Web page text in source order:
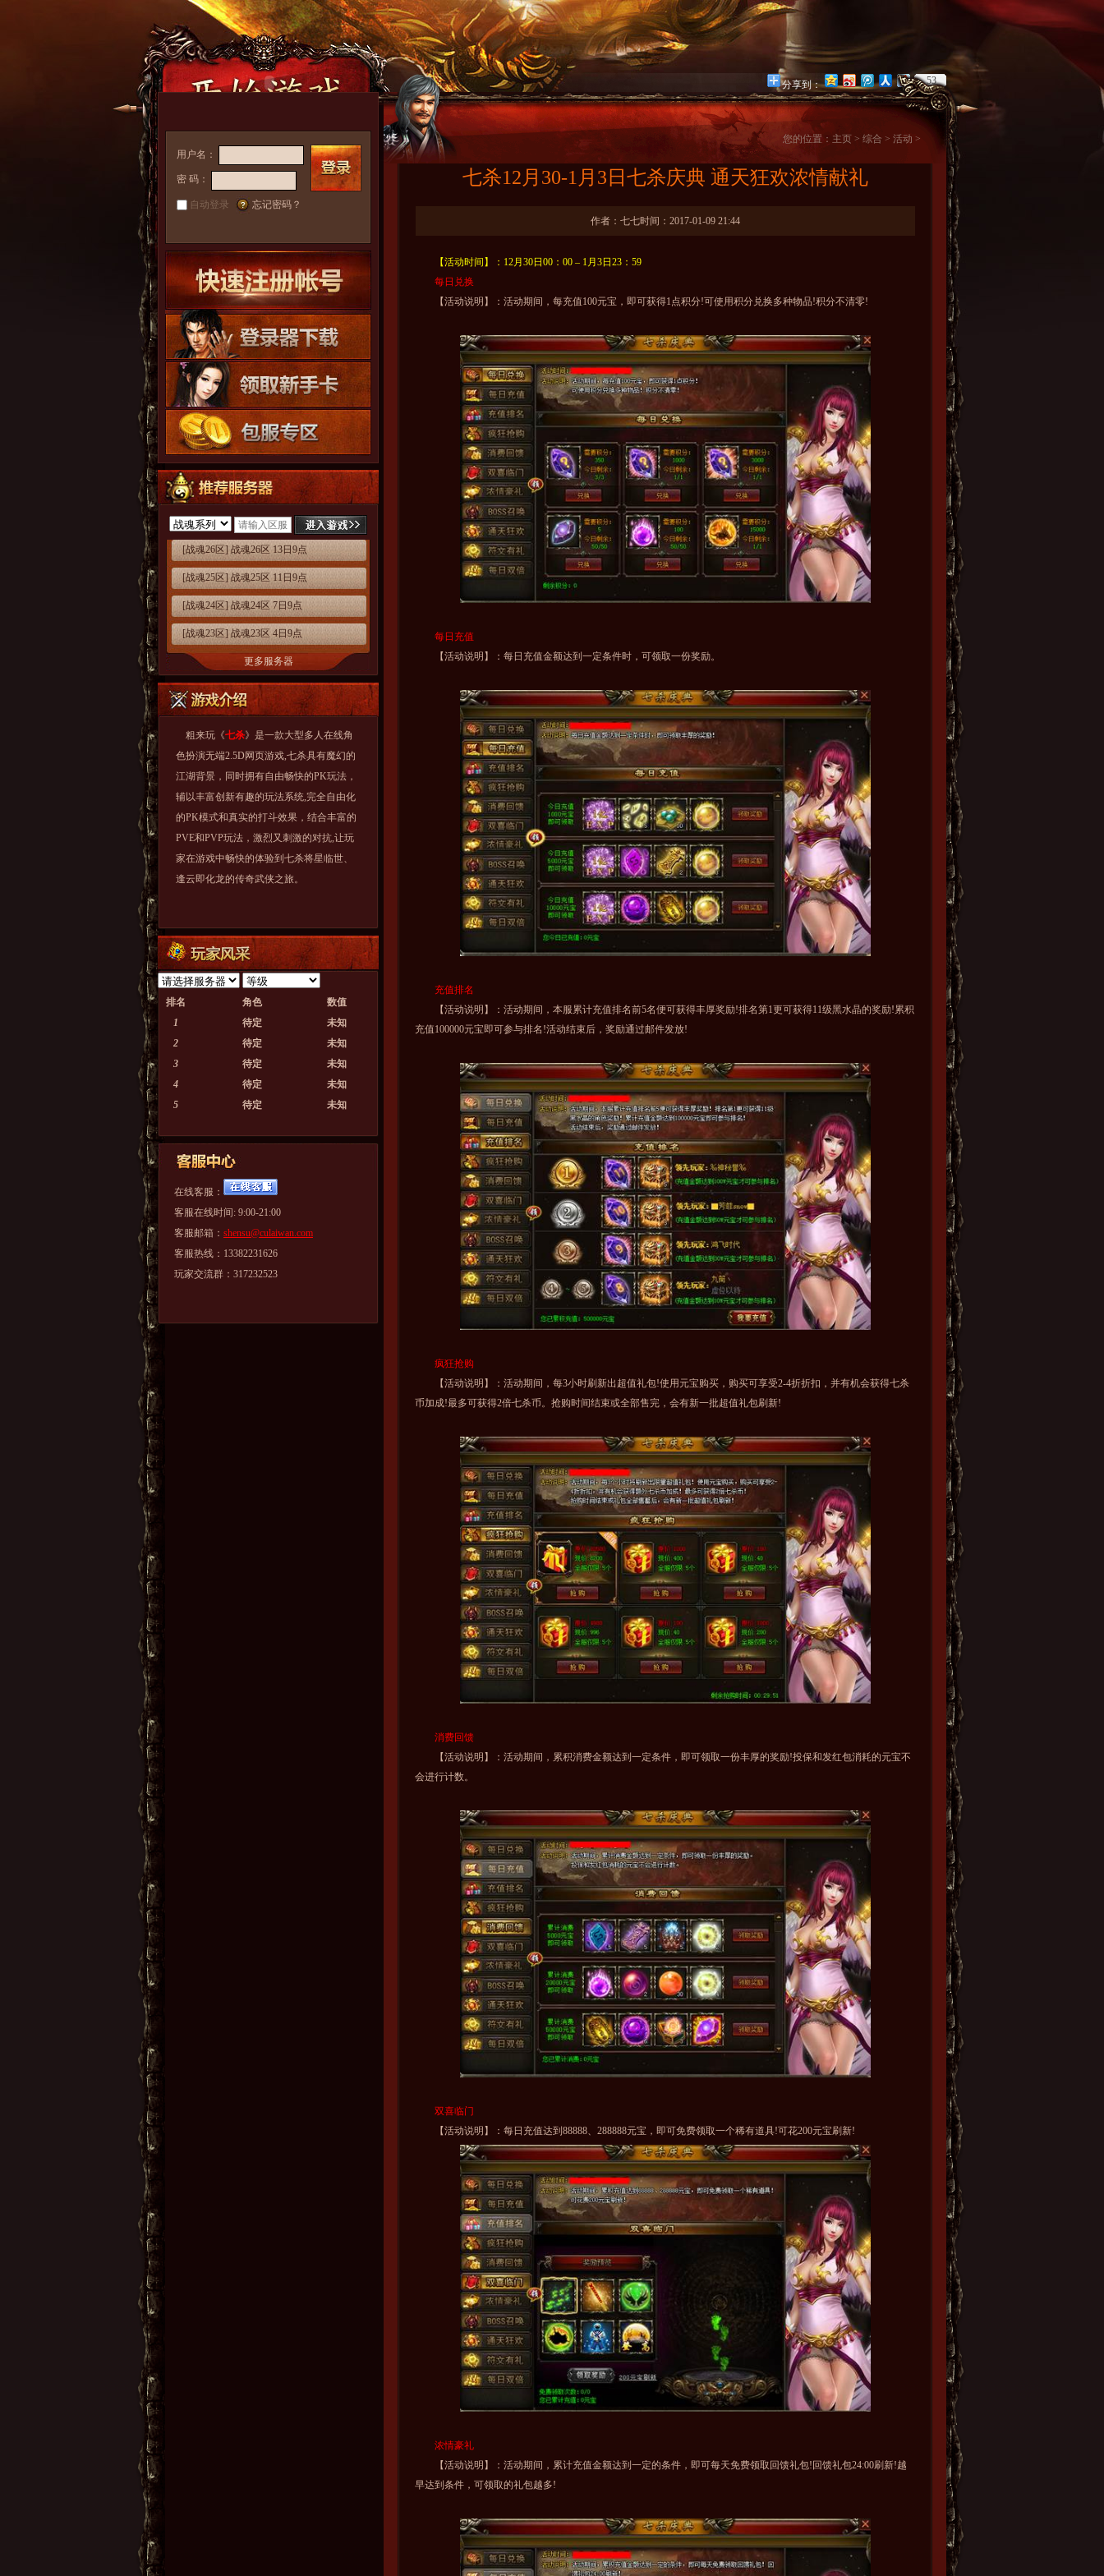
分享到： 53
用户名：
密 码：
自动登录 忘记密码？
[战魂26区] 战魂26区 13日9点
[战魂25区] 战魂25区 11日9点
[战魂24区] 战魂24区 7日9点
[战魂23区] 战魂23区 4日9点
更多服务器
粗来玩《七杀》是一款大型多人在线角
色扮演无端2.5D网页游戏,七杀具有魔幻的
江湖背景，同时拥有自由畅快的PK玩法，
辅以丰富创新有趣的玩法系统,完全自由化
的PK模式和真实的打斗效果，结合丰富的
PVE和PVP玩法，激烈又刺激的对抗,让玩
家在游戏中畅快的体验到七杀将星临世、
逢云即化龙的传奇武侠之旅。
排名 角色
数值
1
待定
未知
2
待定
未知
3
待定
未知
4
待定
未知
5
待定 未知
在线客服：
客服在线时间: 9:00-21:00
客服邮箱： shensu@culaiwan.com
客服热线：13382231626
玩家交流群：317232523
您的位置： 主页 > 综合 > 活动 >
七杀12月30-1月3日七杀庆典 通天狂欢浓情献礼
作者：七七时间：2017-01-09 21:44
【活动时间】：12月30日00：00 – 1月3日23：59
每日兑换
【活动说明】：活动期间，每充值100元宝，即可获得1点积分!可使用积分兑换多种物品!积分不清零!
每日充值
【活动说明】：每日充值金额达到一定条件时，可领取一份奖励。
充值排名
【活动说明】：活动期间，本服累计充值排名前5名便可获得丰厚奖励!排名第1更可获得11级黑水晶的奖励!累积
充值100000元宝即可参与排名!活动结束后，奖励通过邮件发放!
疯狂抢购
【活动说明】：活动期间，每3小时刷新出超值礼包!使用元宝购买，购买可享受2-4折折扣，并有机会获得七杀
币加成!最多可获得2倍七杀币。抢购时间结束或全部售完，会有新一批超值礼包刷新!
消费回馈
【活动说明】：活动期间，累积消费金额达到一定条件，即可领取一份丰厚的奖励!投保和发红包消耗的元宝不
会进行计数。
双喜临门
【活动说明】：每日充值达到88888、288888元宝，即可免费领取一个稀有道具!可花200元宝刷新!
浓情豪礼
【活动说明】：活动期间，累计充值金额达到一定的条件，即可每天免费领取回馈礼包!回馈礼包24:00刷新!越
早达到条件，可领取的礼包越多!